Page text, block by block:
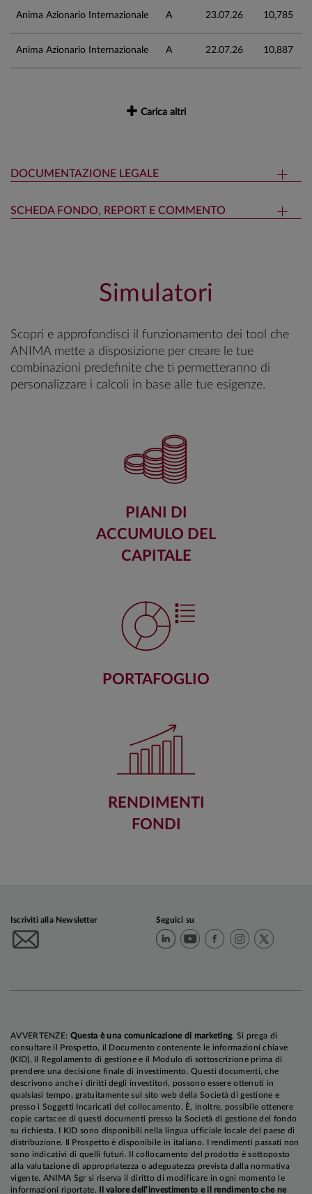
Anima Azionario Internazionale A 23.07.26 10,785
Anima Azionario Internazionale A 22.07.26 10,887
Carica altri
DOCUMENTAZIONE LEGALE
SCHEDA FONDO, REPORT E COMMENTO
Simulatori
Scopri e approfondisci il funzionamento dei tool che
ANIMA mette a disposizione per creare le tue
combinazioni predefinite che ti permetteranno di
personalizzare i calcoli in base alle tue esigenze.
PIANI DI
ACCUMULO DEL
CAPITALE
PORTAFOGLIO
RENDIMENTI
FONDI
Iscriviti alla Newsletter Seguici su
AVVERTENZE: Questa è una comunicazione di marketing. Si prega di
consultare il Prospetto, il Documento contenente le informazioni chiave
(KID), il Regolamento di gestione e il Modulo di sottoscrizione prima di
prendere una decisione finale di investimento. Questi documenti, che
descrivono anche i diritti degli investitori, possono essere ottenuti in
qualsiasi tempo, gratuitamente sul sito web della Società di gestione e
presso i Soggetti Incaricati del collocamento. È, inoltre, possibile ottenere
copie cartacee di questi documenti presso la Società di gestione del fondo
su richiesta. I KID sono disponibili nella lingua ufficiale locale del paese di
distribuzione. Il Prospetto è disponibile in italiano. I rendimenti passati non
sono indicativi di quelli futuri. Il collocamento del prodotto è sottoposto
alla valutazione di appropriatezza o adeguatezza prevista dalla normativa
vigente. ANIMA Sgr si riserva il diritto di modificare in ogni momento le
informazioni riportate.
Il valore dell’investimento e il rendimento che ne